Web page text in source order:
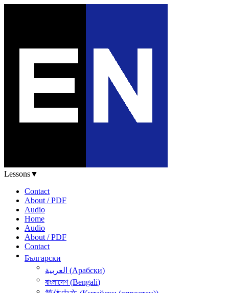
Lessons▼
Contact
About / PDF
Audio
Home
Audio
About / PDF
Contact
Български
العربية (Арабски)
বাংলাদেশ(Bengali)